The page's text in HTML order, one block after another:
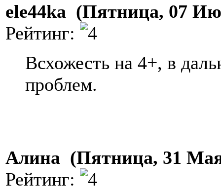
ele44ka (Пятница, 07
Рейтинг:
Всхожесть на 4+, в
проблем.
Алина (Пятница, 31
Рейтинг: